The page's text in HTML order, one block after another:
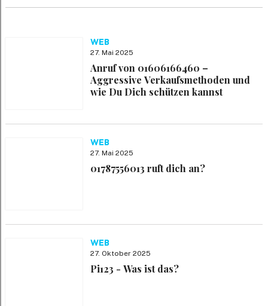
WEB
27. Mai 2025
Anruf von 01606166460 –
Aggressive Verkaufsmethoden und
wie Du Dich schützen kannst
WEB
27. Mai 2025
01787556013 ruft dich an?
WEB
27. Oktober 2025
Pi123 - Was ist das?